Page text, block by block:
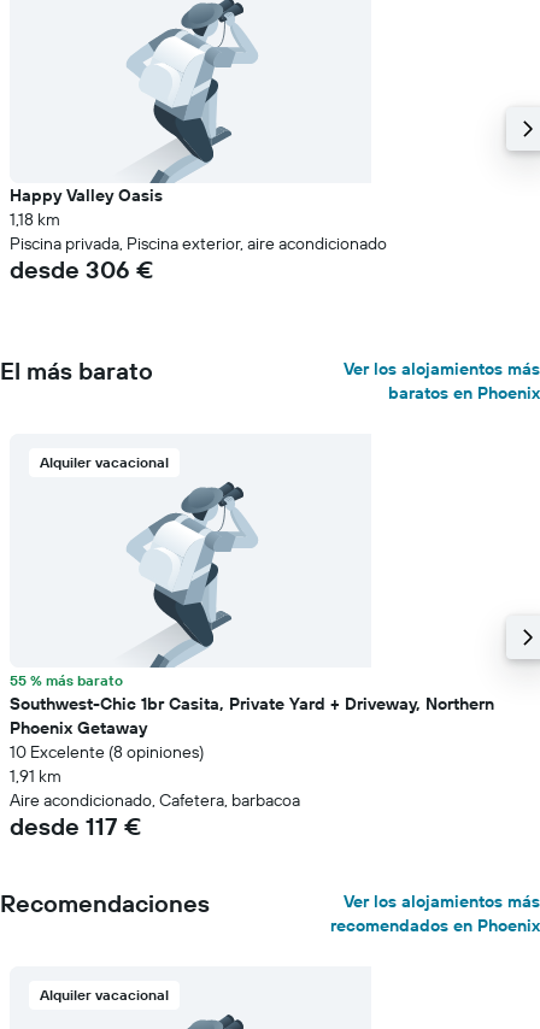
Happy Valley Oasis
1,18 km
Piscina privada, Piscina exterior, aire acondicionado
desde 306 €
El más barato
Ver los alojamientos más
baratos en Phoenix
Alquiler vacacional
55 % más barato
Southwest-Chic 1br Casita, Private Yard + Driveway, Northern
Phoenix Getaway
10 Excelente (8 opiniones)
1,91 km
Aire acondicionado, Cafetera, barbacoa
desde 117 €
Recomendaciones
Ver los alojamientos más
recomendados en Phoenix
Alquiler vacacional